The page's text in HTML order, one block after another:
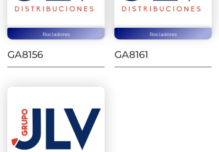
Rociadores
GA8156
Rociadores
GA8161